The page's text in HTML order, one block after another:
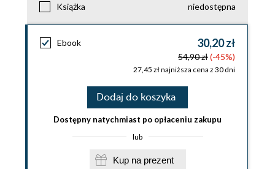
Książka niedostępna
Ebook 30,20 zł
54,90 zł(-45%)
27,45 zł najniższa cena z 30 dni
Dodaj do koszyka
Dostępny natychmiast po opłaceniu zakupu
lub
Kup na prezent